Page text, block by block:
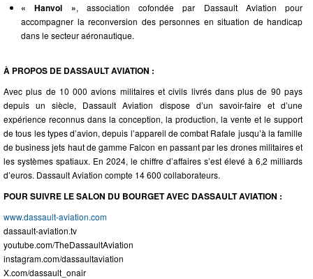
« Hanvol », association cofondée par Dassault Aviation pour
accompagner la reconversion des personnes en situation de handicap
dans le secteur aéronautique.
À PROPOS DE DASSAULT AVIATION :
Avec plus de 10 000 avions militaires et civils livrés dans plus de 90 pays
depuis un siècle, Dassault Aviation dispose d’un savoir-faire et d’une
expérience reconnus dans la conception, la production, la vente et le support
de tous les types d’avion, depuis l’appareil de combat Rafale jusqu’à la famille
de business jets haut de gamme Falcon en passant par les drones militaires et
les systèmes spatiaux. En 2024, le chiffre d’affaires s’est élevé à 6,2 milliards
d’euros. Dassault Aviation compte 14 600 collaborateurs.
POUR SUIVRE LE SALON DU BOURGET AVEC DASSAULT AVIATION :
www.dassault-aviation.com
dassault-aviation.tv
youtube.com/TheDassaultAviation
instagram.com/dassaultaviation
X.com/dassault_onair